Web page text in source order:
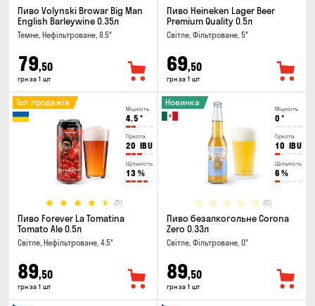
Пиво Volynski Browar Big Man
English Barleywine 0.35л
Темне, Нефільтроване, 8.5°
79,50
грн за 1 шт
Пиво Heineken Lager Beer
Premium Quality 0.5л
Світле, Фільтроване, 5°
69,50
грн за 1 шт
Міцність
4.5 °
Гіркота
20 IBU
Щільність
13 %
(5)
Топ продажів
Пиво Forever La Tomatina
Tomato Ale 0.5л
Світле, Нефільтроване, 4.5°
89,50
грн за 1 шт
Міцність
0 °
Гіркота
10 IBU
Щільність
6 %
(0)
Новинка
Пиво безалкогольне Corona
Zero 0.33л
Світле, Фільтроване, 0°
89,50
грн за 1 шт